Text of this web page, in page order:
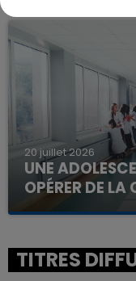
aspergé sa
d'un liquide
20 juillet 2026
UNE
OPÉRER DE LA
La famille a
excuses.
TITRES